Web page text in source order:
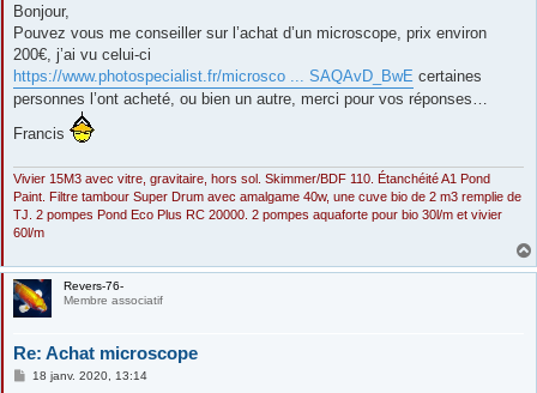
s
a
g
Bonjour,
Pouvez vous me conseiller sur l’achat d’un microscope, prix environ
200€, j’ai vu celui-ci
https://www.photospecialist.fr/microsco ... SAQAvD_BwE certaines
personnes l’ont acheté, ou bien un autre, merci pour vos réponses…
Francis
Vivier 15M3 avec vitre, gravitaire, hors sol. Skimmer/BDF 110. Étanchéité A1 Pond
Paint. Filtre tambour Super Drum avec amalgame 40w, une cuve bio de 2 m3 remplie de
TJ. 2 pompes Pond Eco Plus RC 20000. 2 pompes aquaforte pour bio 30l/m et vivier
60l/m
Revers-76-
Membre associatif
Re: Achat microscope
M
18 janv. 2020, 13:14